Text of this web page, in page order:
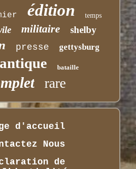
édition temps
militaire shelby
presse gettysburg
antique bataille
rare
d'accueil
Nous
de